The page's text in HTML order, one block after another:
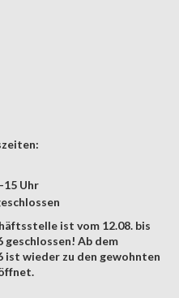
15 Uhr
ist vom 12.08. bis
geschlossen! Ab dem
ist wieder zu den gewohnten